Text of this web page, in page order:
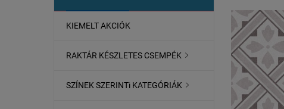
KIEMELT AKCIÓK
RAKTÁR KÉSZLETES CSEMPÉK 
SZÍNEK SZERINTi KATEGÓRIÁK 